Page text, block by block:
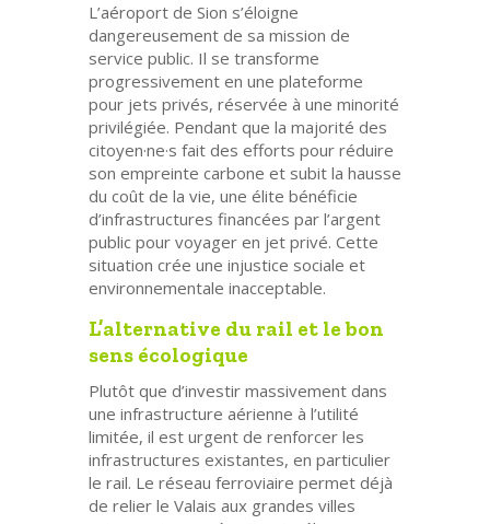
L’aéroport de Sion s’éloigne
dangereusement de sa mission de
service public. Il se transforme
progressivement en une plateforme
pour jets privés, réservée à une minorité
privilégiée. Pendant que la majorité des
citoyen·ne·s fait des efforts pour réduire
son empreinte carbone et subit la hausse
du coût de la vie, une élite bénéficie
d’infrastructures financées par l’argent
public pour voyager en jet privé. Cette
situation crée une injustice sociale et
environnementale inacceptable.
L’alternative du rail et le bon
sens écologique
Plutôt que d’investir massivement dans
une infrastructure aérienne à l’utilité
limitée, il est urgent de renforcer les
infrastructures existantes, en particulier
le rail. Le réseau ferroviaire permet déjà
de relier le Valais aux grandes villes